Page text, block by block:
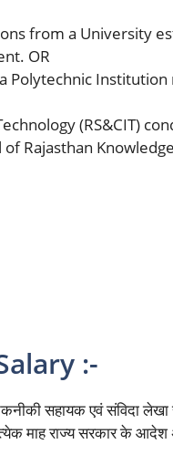
from a University
OR
Polytechnic
(RS&CIT)
Rajasthan
:-
सहायक एवं संविदा
माह राज्य सरकार के आदेश